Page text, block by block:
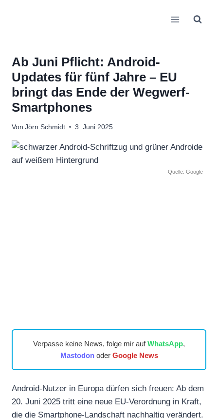
Ab Juni Pflicht: Android-
Updates für fünf Jahre – EU
bringt das Ende der Wegwerf-
Smartphones
Von Jörn Schmidt 3. Juni 2025
Quelle: Google
Verpasse keine News, folge mir aufWhatsApp,
Mastodonoder Google News
Android-Nutzer in Europa dürfen sich freuen: Ab dem
20. Juni 2025 tritt eine neue EU-Verordnung in Kraft,
die die Smartphone-Landschaft nachhaltig verändert.